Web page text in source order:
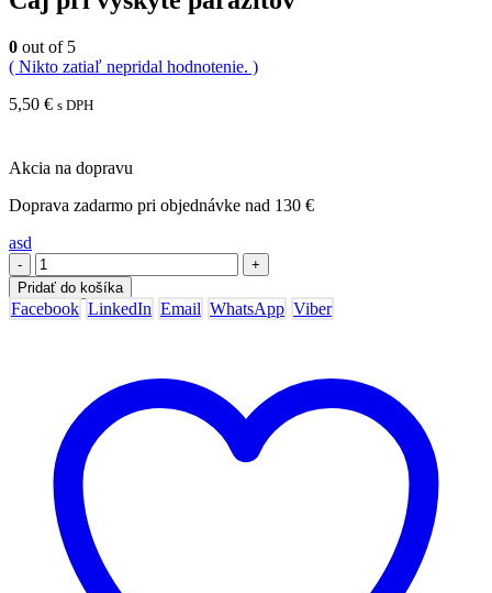
0 out of 5
( Nikto zatiaľ nepridal hodnotenie. )
5,50 € s DPH
Akcia na dopravu
Doprava zadarmo pri objednávke nad 130 €
asd
-
+
Pridať do košíka
Facebook LinkedIn Email WhatsApp Viber